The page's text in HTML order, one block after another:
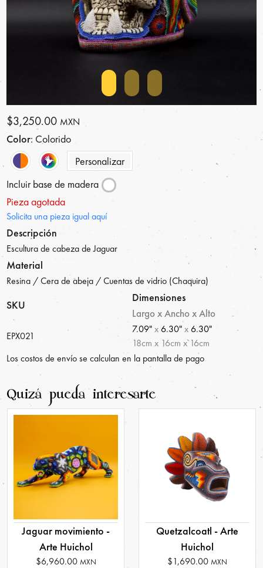
$3,250.00 MXN
Color: Colorido
Personalizar
Incluir base de madera
Pieza agotada
Solicita una pieza igual aquí
Descripción
Escultura de cabeza de Jaguar
Material
Resina / Cera de abeja / Cuentas de vidrio (Chaquira)
SKU
Dimensiones
Largo x Ancho x Alto
EPX021
7.09"x6.30"x6.30"
18cm x 16cm x16cm
Los costos de envío se calculan en la pantalla de pago
Quizá pueda interesarte
Jaguar movimiento -
Arte Huichol
$6,960.00 MXN
Quetzalcoatl - Arte
Huichol
$1,690.00 MXN